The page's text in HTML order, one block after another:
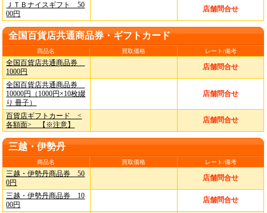
ＪＴＢナイスギフト 50
00円
店舗問合せ
全国百貨店共通商品券・ギフトカード
商品名 買取価格 レート/備考
全国百貨店共通商品券
1000円
店舗問合せ
全国百貨店共通商品券
10000円（1000円×10枚綴
り 冊子）
店舗問合せ
百貨店ギフトカード <
各額面> 【※注意】
店舗問合せ
三越・伊勢丹
商品名 買取価格 レート/備考
三越・伊勢丹商品券 50
0円
店舗問合せ
三越・伊勢丹商品券 10
00円
店舗問合せ